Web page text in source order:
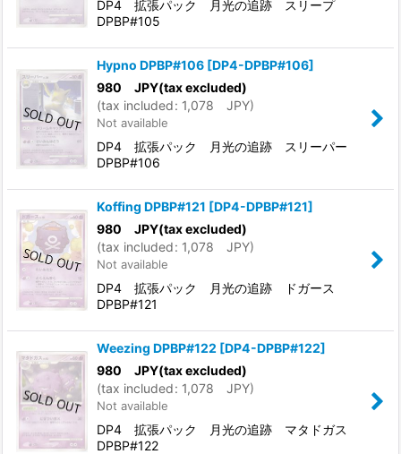
DP4 拡張パック 月光の追跡 スリープ
DPBP#105
Hypno DPBP#106 [DP4-DPBP#106]
980 JPY(tax excluded)
(tax included: 1,078 JPY)
Not available
DP4 拡張パック 月光の追跡 スリーパー
DPBP#106
Koffing DPBP#121 [DP4-DPBP#121]
980 JPY(tax excluded)
(tax included: 1,078 JPY)
Not available
DP4 拡張パック 月光の追跡 ドガース
DPBP#121
Weezing DPBP#122 [DP4-DPBP#122]
980 JPY(tax excluded)
(tax included: 1,078 JPY)
Not available
DP4 拡張パック 月光の追跡 マタドガス
DPBP#122